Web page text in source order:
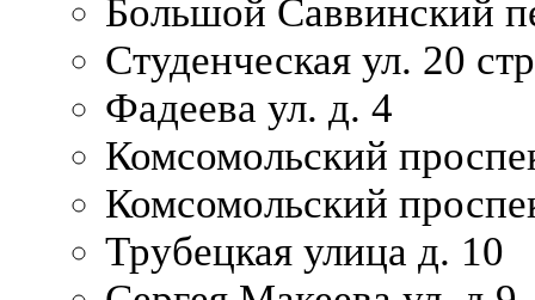
Большой Саввинский
Студенческая ул. 20
Фадеева ул. д. 4
Комсомольский
Комсомольский
Трубецкая улица д. 10